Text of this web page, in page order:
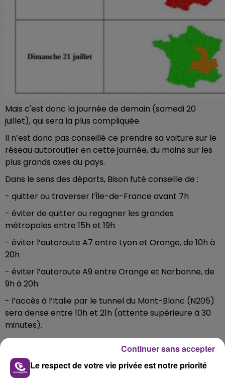
Mais c'est donc la journée de demain (samedi 20
juillet), qui sera la plus compliquée.
Il n’est donc pas conseillé ce prendre sa voiture sur le
réseau autoroutier en cette journée, du moins sur les
plus grands axes du pays.
Dans le sens des départs, Bison futé conseille de :
- quitter ou traverser l’Île-de-France avant 7h
- éviter de quitter ou regagner les grandes
métropoles entre 15h et 19h
- éviter l’autoroute A7 entre Lyon et Orange, de 10h à
20h
- éviter l’autoroute A9 entre Orange et Narbonne, de
9h à 20h
- l’accès à l’Italie par le tunnel du Mont-Blanc (N205)
sera dense entre 10h et 21h (attente supérieure à 30
minutes).
FIL D'ACTUS
Le respect de votre vie privée est notre priorité
Continuer sans accepter